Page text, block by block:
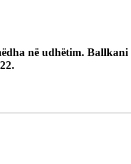
në udhëtim.